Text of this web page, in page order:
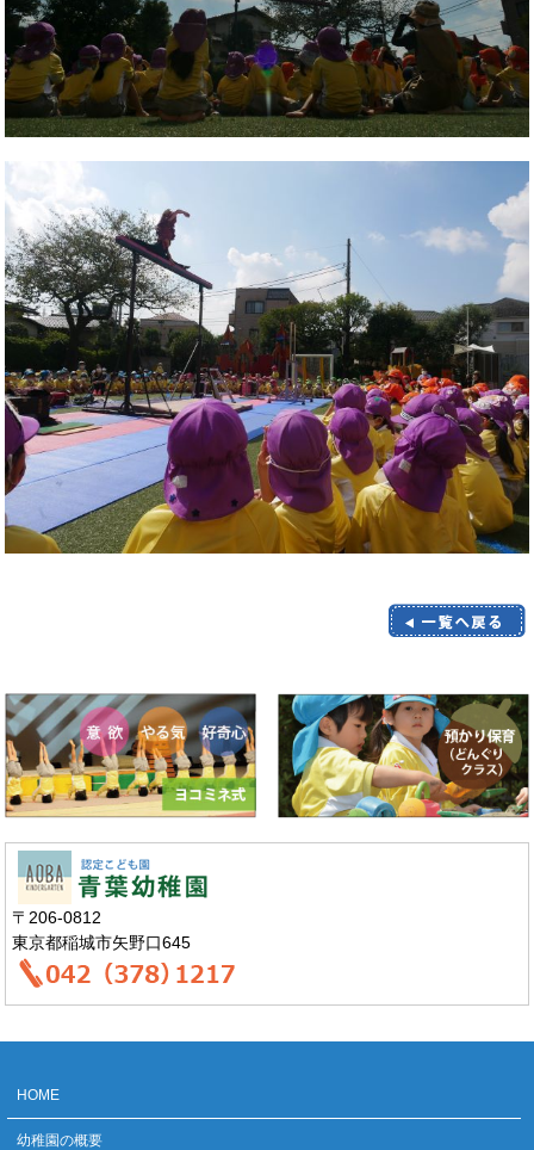
〒206-0812
東京都稲城市矢野口645
HOME
幼稚園の概要